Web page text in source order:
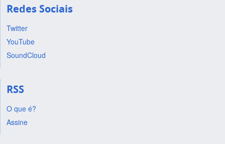
Redes Sociais
Twitter
YouTube
SoundCloud
RSS
O que é?
Assine